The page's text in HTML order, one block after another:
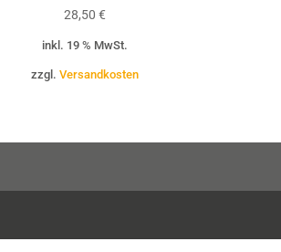
28,50€
inkl. 19 % MwSt.
zzgl.Versandkosten